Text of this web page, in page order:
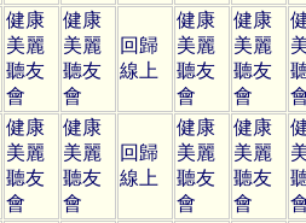
健康
美麗
聽友
會
健康
美麗
聽友
會
回歸
線上
健康
美麗
聽友
會
健康
美麗
聽友
會
健康
美麗
聽友
會
健康
美麗
聽友
會
回歸
線上
健康
美麗
聽友
會
健康
美麗
聽友
會